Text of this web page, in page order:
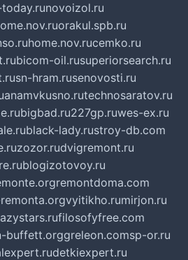
novoizol.ru
orakul.spb.ru
home.nov.rucemko.ru
bicom-oil.rusuperiorsearch.ru
sn-hram.rusenovosti.ru
anamvkusno.rutechnosaratov.ru
bigbad.ru227gp.ruwes-ex.ru
black-lady.rustroy-db.com
zozor.rudvigremont.ru
blogizotovoy.ru
remontdoma.com
vyitikho.rumirjon.ru
filosofyfree.com
buffett.orggreleon.comsp-or.ru
detkiexpert.ru